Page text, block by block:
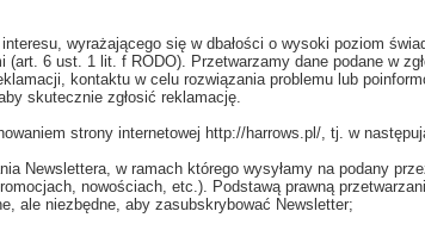
wyrażającego się w dbałości o wysoki poziom
(art. 6 ust. 1 lit. f RODO). Przetwarzamy dane podane w
kontaktu w celu rozwiązania problemu lub
skutecznie zgłosić reklamację.
strony internetowej http://harrows.pl/, tj. w
Newslettera, w ramach którego wysyłamy na podany
nowościach, etc.). Podstawą prawną
ale niezbędne, aby zasubskrybować Newsletter;